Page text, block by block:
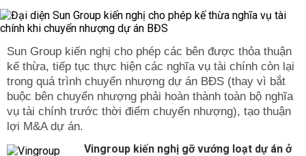
Sun Group kiến nghị cho phép các bên được thỏa thuận
kế thừa, tiếp tục thực hiện các nghĩa vụ tài chính còn lại
trong quá trình chuyển nhượng dự án BĐS (thay vì bắt
buộc bên chuyển nhượng phải hoàn thành toàn bộ nghĩa
vụ tài chính trước thời điểm chuyển nhượng), tạo thuận
lợi M&A dự án.
Vingroup kiến nghị gỡ vướng loạt dự án ở